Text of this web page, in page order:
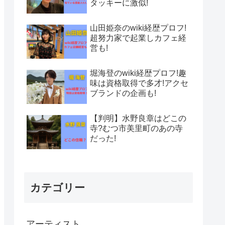
タッキーに激似!
山田姫奈のwiki経歴プロフ!
超努力家で起業しカフェ経
営も!
堀海登のwiki経歴プロフ!趣
味は資格取得で多才!アクセ
ブランドの企画も!
【判明】水野良章はどこの
寺?むつ市美里町のあの寺
だった!
カテゴリー